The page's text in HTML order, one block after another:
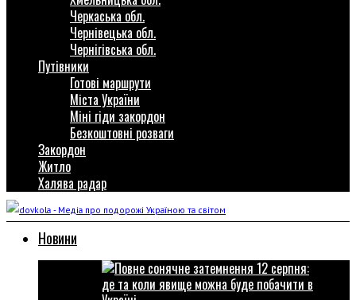
Черкаська обл.
Чернівецька обл.
Чернігівська обл.
Путівники
Готові маршрути
Міста України
Міні гіди закордон
Безкоштовні розваги
Закордон
Житло
Халява радар
Новини